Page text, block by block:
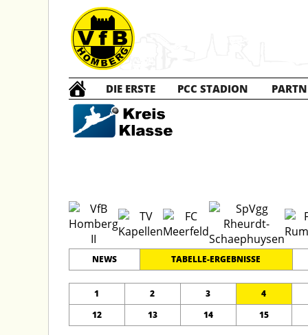
DIE ERSTE PCC STADION
NEWS TABELLE-ERGEBNISSE
1 2 3
4
12
13 14 15